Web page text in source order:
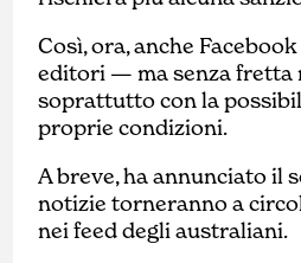
Così, ora, anche
editori — ma senza fretta
soprattutto con la
proprie condizioni.
A breve, ha annunciato il
notizie torneranno a
nei feed degli australiani.